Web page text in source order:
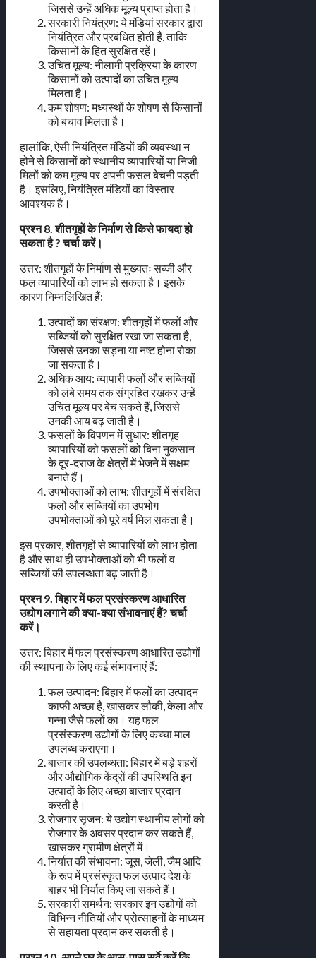
जिससे उन्हें अधिक मूल्य प्राप्त होता है।
सरकारी नियंत्रण: ये मंडियां सरकार द्वारा
नियंत्रित और प्रबंधित होती हैं, ताकि
किसानों के हित सुरक्षित रहें।
उचित मूल्य: नीलामी प्रक्रिया के कारण
किसानों को उत्पादों का उचित मूल्य
मिलता है।
कम शोषण: मध्यस्थों के शोषण से किसानों
को बचाव मिलता है।
हालांकि, ऐसी नियंत्रित मंडियों की व्यवस्था न
होने से किसानों को स्थानीय व्यापारियों या निजी
मिलों को कम मूल्य पर अपनी फसल बेचनी पड़ती
है। इसलिए, नियंत्रित मंडियों का विस्तार
आवश्यक है।
प्रश्न 8. शीतगृहों के निर्माण से किसे फायदा हो
सकता है ? चर्चा करें।
उत्तर: शीतगृहों के निर्माण से मुख्यतः सब्जी और
फल व्यापारियों को लाभ हो सकता है। इसके
कारण निम्नलिखित हैं:
उत्पादों का संरक्षण: शीतगृहों में फलों और
सब्जियों को सुरक्षित रखा जा सकता है,
जिससे उनका सड़ना या नष्ट होना रोका
जा सकता है।
अधिक आय: व्यापारी फलों और सब्जियों
को लंबे समय तक संग्रहित रखकर उन्हें
उचित मूल्य पर बेच सकते हैं, जिससे
उनकी आय बढ़ जाती है।
फसलों के विपणन में सुधार: शीतगृह
व्यापारियों को फसलों को बिना नुकसान
के दूर-दराज के क्षेत्रों में भेजने में सक्षम
बनाते हैं।
उपभोक्ताओं को लाभ: शीतगृहों में संरक्षित
फलों और सब्जियों का उपभोग
उपभोक्ताओं को पूरे वर्ष मिल सकता है।
इस प्रकार, शीतगृहों से व्यापारियों को लाभ होता
है और साथ ही उपभोक्ताओं को भी फलों व
सब्जियों की उपलब्धता बढ़ जाती है।
प्रश्न 9. बिहार में फल प्रसंस्करण आधारित
उद्योग लगाने की क्या-क्या संभावनाएं हैं? चर्चा
करें।
उत्तर: बिहार में फल प्रसंस्करण आधारित उद्योगों
की स्थापना के लिए कई संभावनाएं हैं:
फल उत्पादन: बिहार में फलों का उत्पादन
काफी अच्छा है, खासकर लौकी, केला और
गन्ना जैसे फलों का। यह फल
प्रसंस्करण उद्योगों के लिए कच्चा माल
उपलब्ध कराएगा।
बाजार की उपलब्धता: बिहार में बड़े शहरों
और औद्योगिक केंद्रों की उपस्थिति इन
उत्पादों के लिए अच्छा बाजार प्रदान
करती है।
रोजगार सृजन: ये उद्योग स्थानीय लोगों को
रोजगार के अवसर प्रदान कर सकते हैं,
खासकर ग्रामीण क्षेत्रों में।
निर्यात की संभावना: जूस, जेली, जैम आदि
के रूप में प्रसंस्कृत फल उत्पाद देश के
बाहर भी निर्यात किए जा सकते हैं।
सरकारी समर्थन: सरकार इन उद्योगों को
विभिन्न नीतियों और प्रोत्साहनों के माध्यम
से सहायता प्रदान कर सकती है।